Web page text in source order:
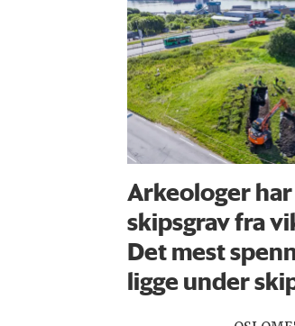
Arkeologer
skipsgrav fra
Det mest
ligge under